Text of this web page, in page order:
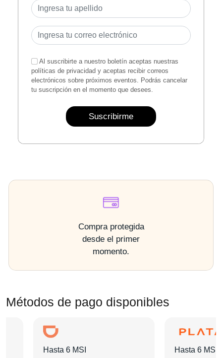
Al suscribirte a nuestro boletín aceptas nuestras
políticas de privacidad y aceptas recibir correos
electrónicos sobre próximos eventos. Podrás cancelar
tu suscripción en el momento que desees.
Suscribirme
Compra protegida
desde el primer
momento.
Métodos de pago disponibles
Hasta 6 MSI
Hasta 6 MSI